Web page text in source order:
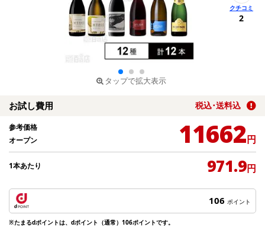
タップで拡大表示
2
お試し費用 税込･送料込
参考価格
オープン
11662円
1本あたり 971.9円
106 ポイント
※たまるdポイントは、dポイント（通常）106ポイントです。